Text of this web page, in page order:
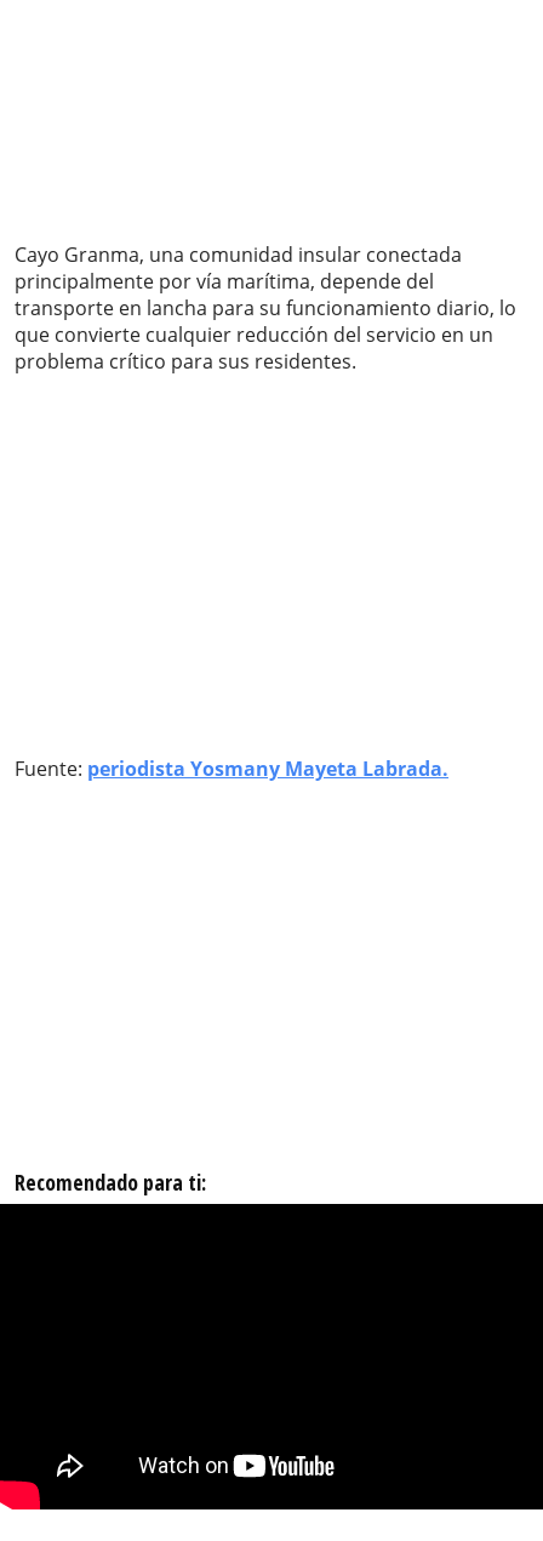
Cayo Granma, una comunidad insular conectada
principalmente por vía marítima, depende del
transporte en lancha para su funcionamiento diario, lo
que convierte cualquier reducción del servicio en un
problema crítico para sus residentes.
Fuente: periodista Yosmany Mayeta Labrada.
Recomendado para ti: